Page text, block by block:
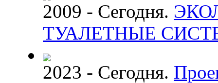
2009 - Сегодня.
ТУАЛЕТНЫЕ
2023 - Сегодня.